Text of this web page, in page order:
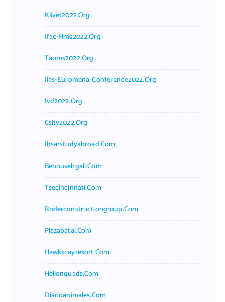
Klivet2022.org
Ifac-Hms2022.org
Taoms2022.org
Iias-Euromena-Conference2022.org
Ivd2022.org
Csity2022.org
Ibsarstudyabroad.com
Bennusehgall.com
Tsecincinnati.com
Roderconstructiongroup.com
Plazabatai.com
Hawkscayresort.com
Hellonquads.com
Diarioanimales.com